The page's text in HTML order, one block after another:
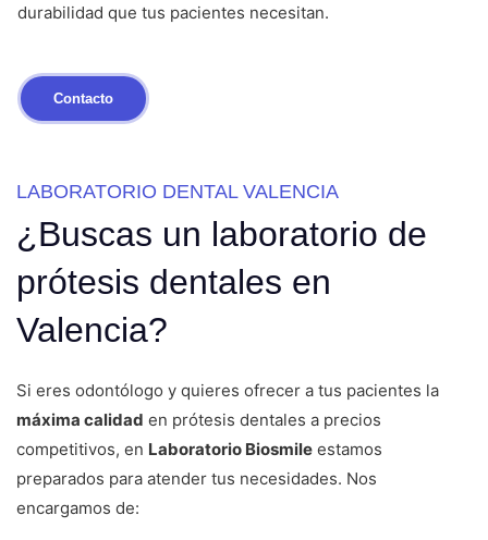
durabilidad que tus pacientes necesitan.
Contacto
LABORATORIO DENTAL VALENCIA
¿Buscas un laboratorio de
prótesis dentales en
Valencia?
Si eres odontólogo y quieres ofrecer a tus pacientes la
máxima calidad en prótesis dentales a precios
competitivos, en Laboratorio Biosmile estamos
preparados para atender tus necesidades. Nos
encargamos de: